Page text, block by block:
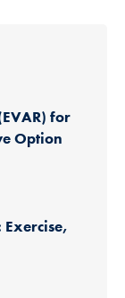
for
Option